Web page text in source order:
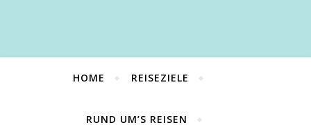
HOME REISEZIELE
RUND UM’S REISEN